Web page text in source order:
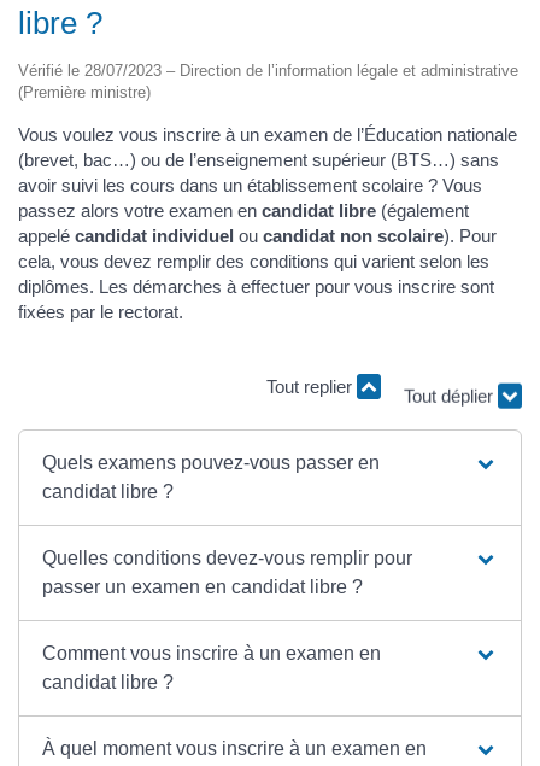
libre ?
Vérifié le 28/07/2023 – Direction de l’information légale et administrative
(Première ministre)
Vous voulez vous inscrire à un examen de l’Éducation nationale
(brevet, bac…) ou de l’enseignement supérieur (BTS…) sans
avoir suivi les cours dans un établissement scolaire ? Vous
passez alors votre examen en candidat libre (également
appelé candidat individuel ou candidat non scolaire). Pour
cela, vous devez remplir des conditions qui varient selon les
diplômes. Les démarches à effectuer pour vous inscrire sont
fixées par le rectorat.
Tout replier
Tout déplier
Quels examens pouvez-vous passer en
candidat libre ?
Quelles conditions devez-vous remplir pour
passer un examen en candidat libre ?
Comment vous inscrire à un examen en
candidat libre ?
À quel moment vous inscrire à un examen en